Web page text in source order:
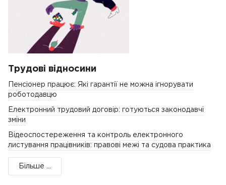
Трудові відносини
Пенсіонер працює: Які гарантії не можна ігнорувати
роботодавцю
Електронний трудовий договір: готуються законодавчі
зміни
Відеоспостереження та контроль електронного
листування працівників: правові межі та судова практика
Більше ...